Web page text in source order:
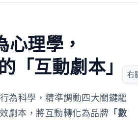
理學，
「互動劇本」
為科學，精準調動四大關鍵驅
劇本，將互動轉化為品牌 「數
右